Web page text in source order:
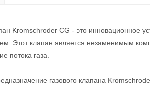
Kromschroder CG - это инновационное
Этот клапан является незаменимым
потока газа.
газового клапана